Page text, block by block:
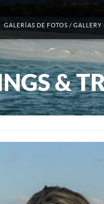
GALERÍAS DE FOTOS / GALLERY
&